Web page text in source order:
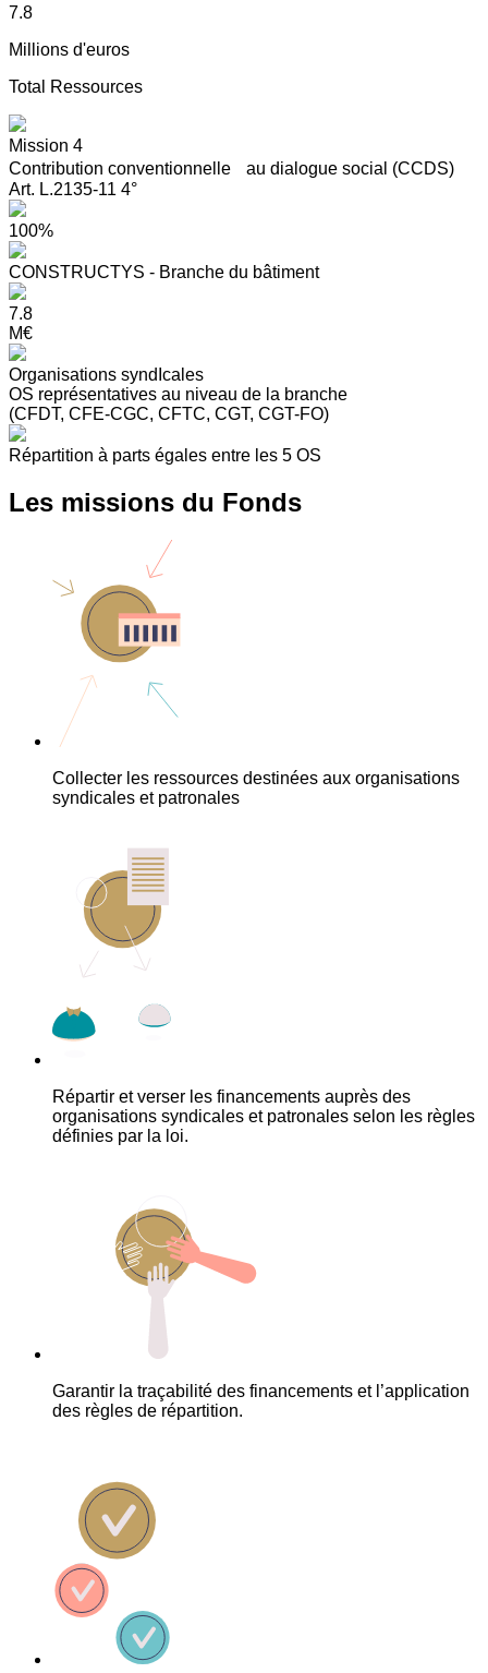
7.8
Millions d'euros
Total Ressources
Mission 4
Contribution conventionnelle au dialogue social (CCDS)
Art. L.2135-11 4°
100%
CONSTRUCTYS - Branche du bâtiment
7.8
M€
Organisations syndIcales
OS représentatives au niveau de la branche
(CFDT, CFE-CGC, CFTC, CGT, CGT-FO)
Répartition à parts égales entre les 5 OS
Les missions du Fonds
Collecter les ressources destinées aux organisations
syndicales et patronales
Répartir et verser les financements auprès des
organisations syndicales et patronales selon les règles
définies par la loi.
Garantir la traçabilité des financements et l’application
des règles de répartition.